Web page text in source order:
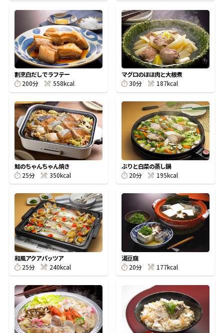
旨さ、別格。だし屋の鍋 韓福善シリーズ
サッと鍋® 楽チン鍋®
楽チン屋® ストレートつゆ
汁物レシピ
時短レシピ
おいしいレシピを商品から探す
かつお節レシピ
めんつゆレシピ
割烹白だしレシピ
レシピ特設サイト
割烹白だしレシピ特集
だし巻き卵特集
かつおだしが決め手！簡単茶碗蒸し
かつお節・だしをもっと知る
ヤマキ かつお節プラス®
かつお節・だしを楽しむ
だしコミュ
- 百年対話
- ヤマキ かつお節プラス®
採用情報
- ジョブリターン制
ヤマキお客様相談室
オンラインショップ
コミュニティサイト
Global
割烹白だしでラフテー
200分
558kcal
マグロのほほ肉と大根煮
30分
187kcal
鮭のちゃんちゃん焼き
25分
350kcal
ぶりと白菜の蒸し鍋
20分
195kcal
和風アクアパッツア
25分
240kcal
湯豆腐
20分
177kcal